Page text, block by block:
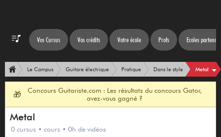
Vos Cursus Vos crédits Votre école Profs Ecoles
Le Campus Guitare électrique Pratique Dans le style Metal
🎁
Concours Guitariste.com : Les résultats du concours Gator,
avez-vous gagné ?
Metal
0 cursus • cours • 0h de vidéos